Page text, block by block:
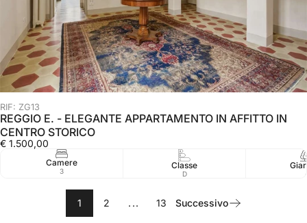
RIF: ZG13
REGGIO E. - ELEGANTE APPARTAMENTO IN AFFITTO IN
CENTRO STORICO
€ 1.500,00
Camere
3
Classe
D
1 2 ... 13 Successivo